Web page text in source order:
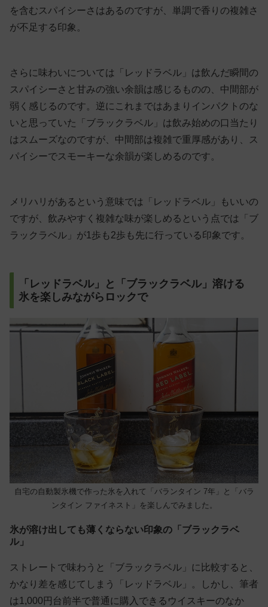
を含むスパイシーさはあるのですが、単調で香りの複雑さ
が不足する印象。
さらに味わいについては「レッドラベル」は飲んだ瞬間の
スパイシーさと甘みの強い余韻は感じるものの、中間部が
弱く感じるのです。逆にこれまではあまりインパクトのな
いと思っていた「ブラックラベル」は飲み始めの口当たり
はスムーズなのですが、中間部は複雑で重厚感があり、ス
パイシーでスモーキーな余韻が楽しめるのです。
メリハリがあるという意味では「レッドラベル」もいいの
ですが、飲みやすく複雑な味が楽しめるという点では「ブ
ラックラベル」が1歩も2歩も先に行っている印象です。
「レッドラベル」と「ブラックラベル」溶ける
氷を楽しみながらロックで
自宅の自動製氷機で作った氷を入れて「バランタイン 7年」と「バラ
ンタイン ファイネスト」を楽しんでみました。
氷が溶け出しても薄くならない印象の「ブラックラベ
ル」
ストレートで味わうと「ブラックラベル」に比較すると、
かなり差を感じてしまう「レッドラベル」。しかし、筆者
は1,000円台前半で普通に購入できるウイスキーのなか